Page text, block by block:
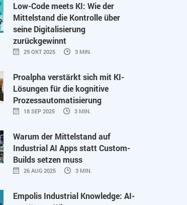
Low-Code meets KI: Wie der
Mittelstand die Kontrolle über
seine Digitalisierung
zurückgewinnt
29 OKT 2025 3 MIN.
Proalpha verstärkt sich mit KI-
Lösungen für die kognitive
Prozessautomatisierung
18 SEP 2025 3 MIN.
Warum der Mittelstand auf
Industrial AI Apps statt Custom-
Builds setzen muss
26 AUG 2025 3 MIN.
Empolis Industrial Knowledge: AI-